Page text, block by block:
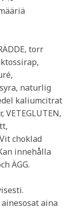
torr
naturlig
kaliumcitrat
choklad
innehålla
ÄGG.
aina